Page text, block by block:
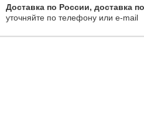
Доставка по России, доставка
уточняйтепо телефонуили e-mail